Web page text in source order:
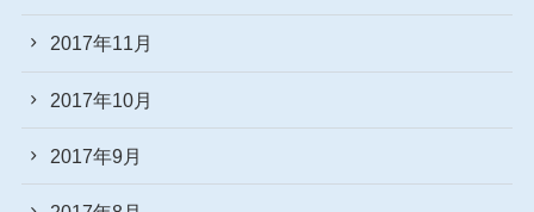
2017年11月
2017年10月
2017年9月